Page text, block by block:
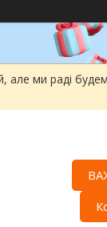
але ми раді